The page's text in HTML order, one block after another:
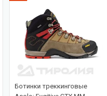
Ботинки треккинговые